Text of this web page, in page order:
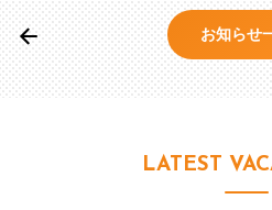
お知らせ
LATEST